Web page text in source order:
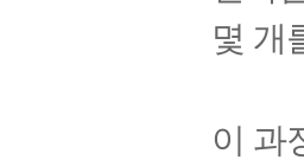
몇 개
이 과